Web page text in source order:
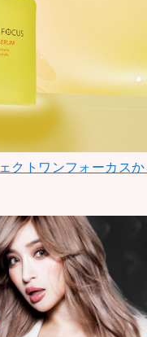
クトワンフォーカス